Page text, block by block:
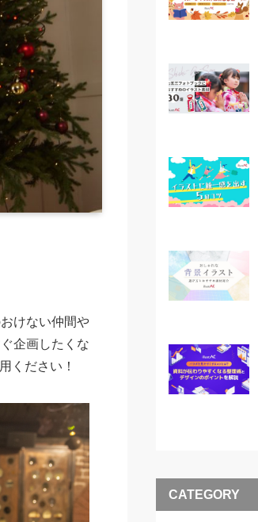
けない仲間や
企画したくな
ください！
CATEGORY